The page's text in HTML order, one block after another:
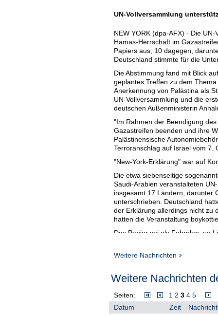
UN-Vollversammlung
NEW YORK (dpa-AFX) - Die
Hamas-Herrschaft im
Papiers aus, 10 dagegen,
Deutschland stimmte für die
Die Abstimmung fand mit Blick
geplantes Treffen zu dem
Anerkennung von Palästina als
UN-Vollversammlung und die
deutschen Außenministerin
"Im Rahmen der Beendigung
Gazastreifen beenden und ihre
Palästinensische
Terroranschlag auf Israel vom 7.
"New-York-Erklärung" war auf
Die etwa siebenseitige
Saudi-Arabien veranstalteten
insgesamt 17 Ländern, darunter
unterschrieben. Deutschland
der Erklärung allerdings nicht zu
hatten die Veranstaltung
Das Papier sei als Fahrplan zur
müsse.
Zudem wird das militärische
müsse sich aus dem
eingestellt werden./cah/DP/mis
Weitere Nachrichten
Weitere Nachrichten
Seiten: 1 2 3 4 5
Datum
Zeit